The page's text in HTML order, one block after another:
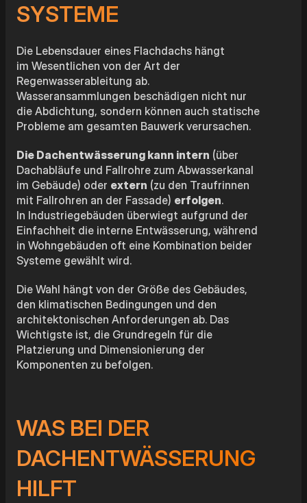
SYSTEME
Die Lebensdauer eines Flachdachs hängt
im Wesentlichen von der Art der
Regenwasserableitung ab.
Wasseransammlungen beschädigen nicht nur
die Abdichtung, sondern können auch statische
Probleme am gesamten Bauwerk verursachen.
Die Dachentwässerung kann intern (über
Dachabläufe und Fallrohre zum Abwasserkanal
im Gebäude) oder extern (zu den Traufrinnen
mit Fallrohren an der Fassade) erfolgen.
In Industriegebäuden überwiegt aufgrund der
Einfachheit die interne Entwässerung, während
in Wohngebäuden oft eine Kombination beider
Systeme gewählt wird.
Die Wahl hängt von der Größe des Gebäudes,
den klimatischen Bedingungen und den
architektonischen Anforderungen ab. Das
Wichtigste ist, die Grundregeln für die
Platzierung und Dimensionierung der
Komponenten zu befolgen.
WAS BEI DER
DACHENTWÄSSERUNG
HILFT